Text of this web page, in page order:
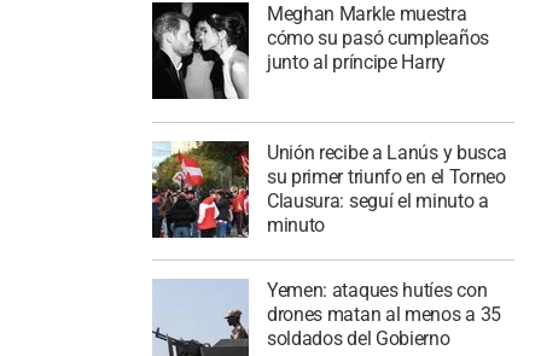
Meghan Markle muestra
cómo su pasó cumpleaños
junto al príncipe Harry
Unión recibe a Lanús y busca
su primer triunfo en el Torneo
Clausura: seguí el minuto a
minuto
Yemen: ataques hutíes con
drones matan al menos a 35
soldados del Gobierno